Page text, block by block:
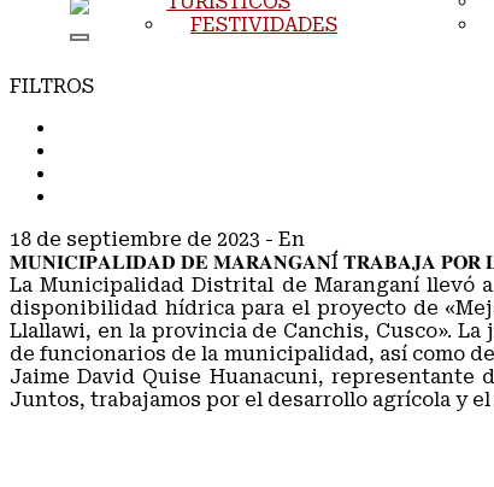
FESTIVIDADES
FILTROS
18 de septiembre de 2023 - En
𝐌𝐔𝐍𝐈𝐂𝐈𝐏𝐀𝐋𝐈𝐃𝐀𝐃 𝐃𝐄 𝐌𝐀𝐑𝐀𝐍𝐆𝐀𝐍Í 𝐓𝐑𝐀𝐁𝐀𝐉𝐀 𝐏𝐎𝐑
La Municipalidad Distrital de Maranganí llevó
disponibilidad hídrica para el proyecto de
Llallawi, en la provincia de Canchis, Cusco».
de funcionarios de la municipalidad, así como
Jaime David Quise Huanacuni, representante
Juntos, trabajamos por el desarrollo agrícola y